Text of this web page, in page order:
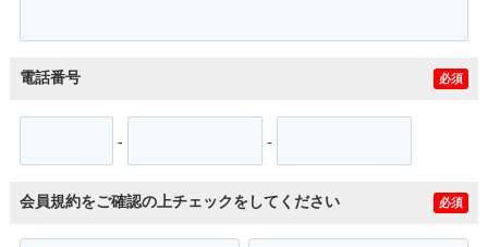
電話番号 必須
- -
会員規約をご確認の上チェックをしてください 必須